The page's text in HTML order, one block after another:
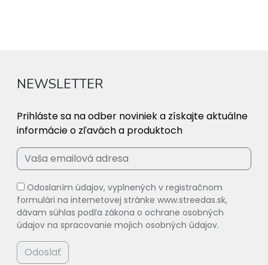
NEWSLETTER
Prihláste sa na odber noviniek a získajte aktuálne
informácie o zľavách a produktoch
Odoslaním údajov, vyplnených v registračnom
formulári na internetovej stránke www.streedas.sk,
dávam súhlas podľa zákona o ochrane osobných
údajov na spracovanie mojich osobných údajov.
Odoslať